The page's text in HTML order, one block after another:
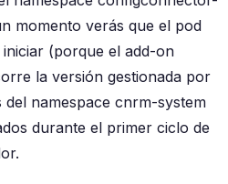
momento verás que el pod
(porque el add-on
la versión gestionada por
namespace cnrm-system
durante el primer ciclo de